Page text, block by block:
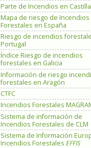
Parte de Incendios en
Mapa de riesgo de Incendios
Forestales en España
Riesgo de incendios
Portugal
Índice Riesgo de incendios
forestales en Galicia
Información de riesgo
forestales en Aragón
CTFC
Incendios Forestales
Sistema de información de
Incendios Forestales de CLM
Sistema de Información
Incendios Forestales EFFIS